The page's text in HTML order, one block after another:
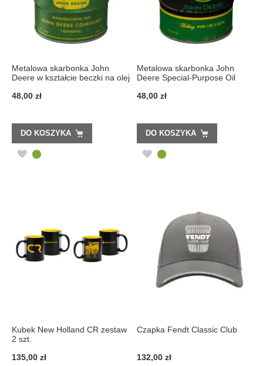
Metalowa skarbonka John
Deere w kształcie beczki na olej
48,00 zł
DO KOSZYKA
DODAJ
Metalowa skarbonka John
Deere Special-Purpose Oil
48,00 zł
DO KOSZYKA
DODAJ
ŻYCZEŃ
Kubek New Holland CR zestaw
2 szt.
135,00 zł
Czapka Fendt Classic Club
132,00 zł